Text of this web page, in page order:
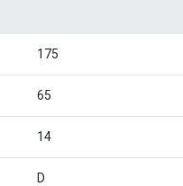
175
65
14
D